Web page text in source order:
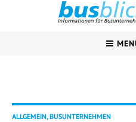
ALLGEMEIN, BUSUNTERNEHMEN